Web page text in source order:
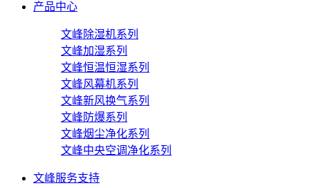
产品中心
文峰除湿机系列
文峰加湿系列
文峰恒温恒湿系列
文峰风幕机系列
文峰新风换气系列
文峰防爆系列
文峰烟尘净化系列
文峰中央空调净化系列
文峰服务支持